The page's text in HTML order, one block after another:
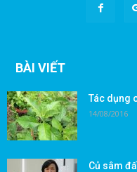
BÀI VIẾT
Tác dụng
14/08/2016
Củ sâm